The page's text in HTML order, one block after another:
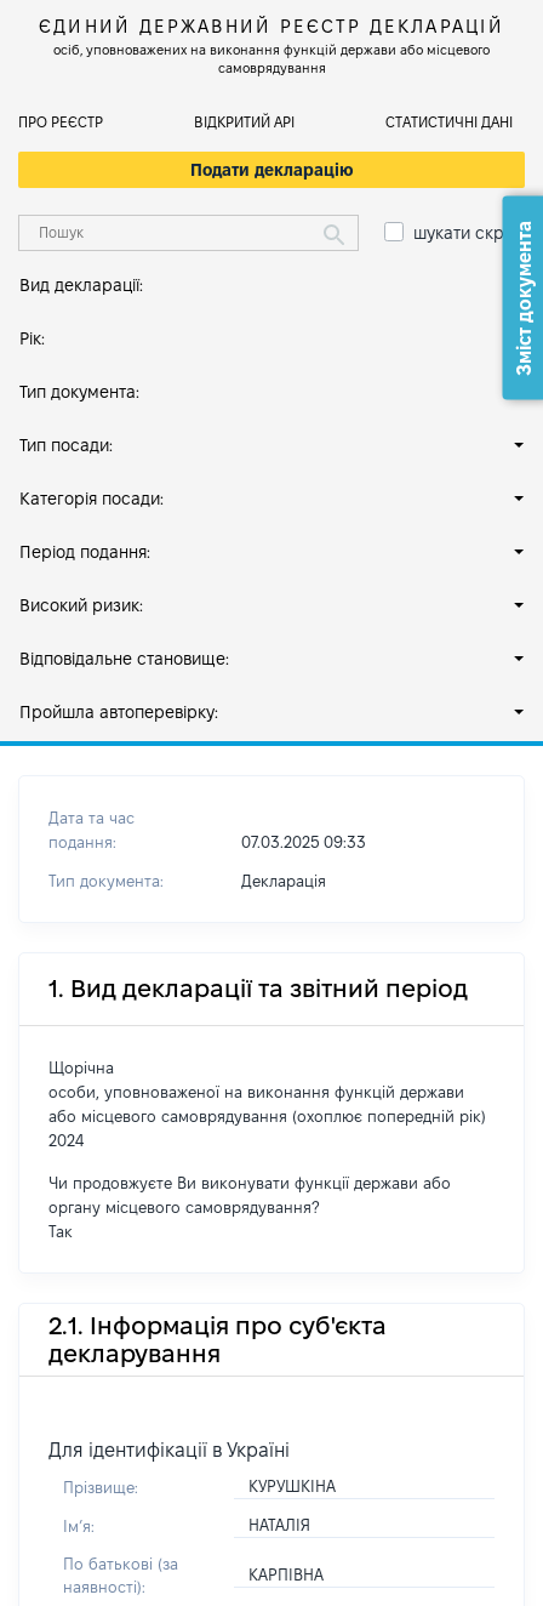
ЄДИНИЙ ДЕРЖАВНИЙ РЕЄСТР ДЕКЛАРАЦІЙ
осіб, уповноважених на виконання функцій держави або місцевого
самоврядування
ПРО РЕЄСТР ВІДКРИТИЙ АРІ СТАТИСТИЧНІ ДАНІ
Подати декларацію
шукати скрізь
Вид декларації:
Рік:
Тип документа:
Тип посади:
Категорія посади:
Період подання:
Високий ризик:
Відповідальне становище:
Пройшла автоперевірку:
Дата та час
подання:
07.03.2025 09:33
Тип документа: Декларація
1. Вид декларації та звітний період
Щорічна
особи, уповноваженої на виконання функцій держави
або місцевого самоврядування (охоплює попередній рік)
2024
Чи продовжуєте Ви виконувати функції держави або
органу місцевого самоврядування?
Так
2.1. Інформація про суб'єкта
декларування
Для ідентифікації в Україні
Прізвище: КУРУШКІНА
Імʼя: НАТАЛІЯ
По батькові (за
наявності):
КАРПІВНА
Зміст документа